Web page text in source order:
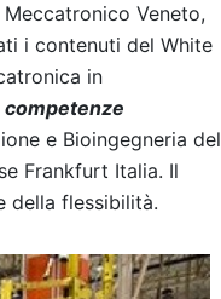
Meccatronico Veneto,
i contenuti del White
in
e Bioingegneria del
Frankfurt Italia. Il
della flessibilità.